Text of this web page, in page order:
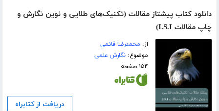
دانلود کتاب پیشتاز مقالات (تکنیک‌های طلایی و نوین نگارش و
چاپ مقالات I.S.I)
از: محمدرضا قائمی
موضوع:نگارش علمی
۱۵۴ صفحه
دریافت از کتابراه